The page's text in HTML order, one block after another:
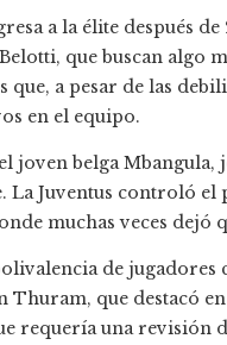
a la élite después
que buscan algo
que, a pesar de las
en el equipo.
joven belga
Juventus controló
muchas veces dejó
de jugadores
Thuram, que destacó
requería una revisión